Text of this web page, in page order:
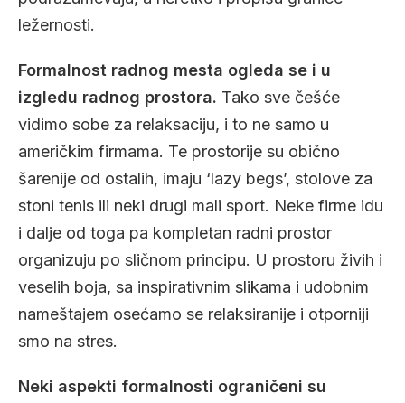
ležernosti.
Formalnost radnog mesta ogleda se i u
izgledu radnog prostora. Tako sve češće
vidimo sobe za relaksaciju, i to ne samo u
američkim firmama. Te prostorije su obično
šarenije od ostalih, imaju ‘lazy begs’, stolove za
stoni tenis ili neki drugi mali sport. Neke firme idu
i dalje od toga pa kompletan radni prostor
organizuju po sličnom principu. U prostoru živih i
veselih boja, sa inspirativnim slikama i udobnim
nameštajem osećamo se relaksiranije i otporniji
smo na stres.
Neki aspekti formalnosti ograničeni su